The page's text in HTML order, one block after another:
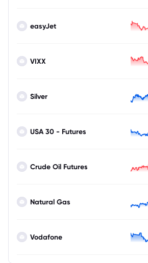
easyJet
VIXX
Silver
USA 30 - Futures
Crude Oil Futures
Natural Gas
Vodafone